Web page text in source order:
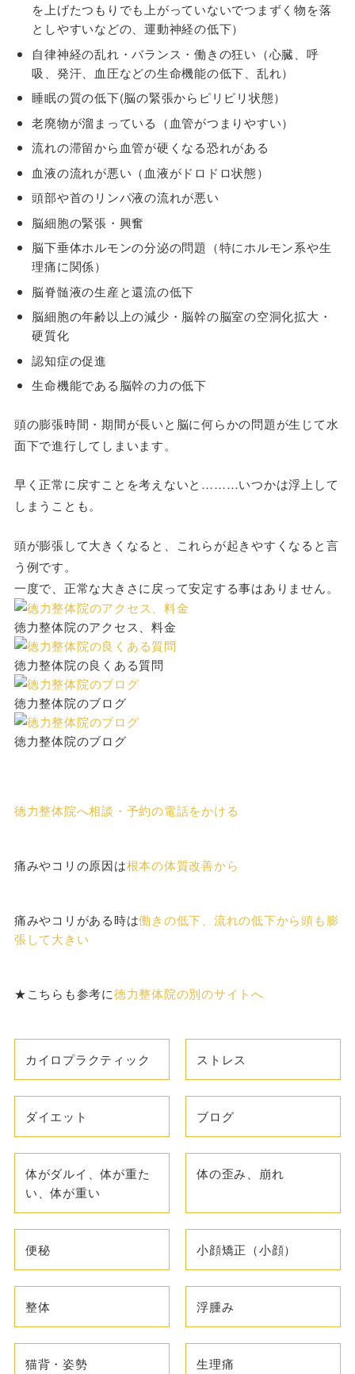
を上げたつもりでも上がっていないでつまずく物を落
としやすいなどの、運動神経の低下）
自律神経の乱れ・バランス・働きの狂い（心臓、呼
吸、発汗、血圧などの生命機能の低下、乱れ）
睡眠の質の低下(脳の緊張からピリピリ状態）
老廃物が溜まっている（血管がつまりやすい）
流れの滞留から血管が硬くなる恐れがある
血液の流れが悪い（血液がドロドロ状態）
頭部や首のリンパ液の流れが悪い
脳細胞の緊張・興奮
脳下垂体ホルモンの分泌の問題（特にホルモン系や生
理痛に関係）
脳脊髄液の生産と還流の低下
脳細胞の年齢以上の減少・脳幹の脳室の空洞化拡大・
硬質化
認知症の促進
生命機能である脳幹の力の低下
頭の膨張時間・期間が長いと脳に何らかの問題が生じて水
面下で進行してしまいます。
早く正常に戻すことを考えないと………いつかは浮上して
しまうことも。
頭が膨張して大きくなると、これらが起きやすくなると言
う例です。
一度で、正常な大きさに戻って安定する事はありません。
徳力整体院のアクセス、料金
徳力整体院の良くある質問
徳力整体院のブログ
徳力整体院のブログ
徳力整体院へ相談・予約の電話をかける
痛みやコリの原因は根本の体質改善から
痛みやコリがある時は働きの低下、流れの低下から頭も膨
張して大きい
★こちらも参考に徳力整体院の別のサイトへ
カイロプラクティック ストレス
ダイエット ブログ
体がダルイ、体が重た
い、体が重い
体の歪み、崩れ
便秘 小顔矯正（小顔）
整体 浮腫み
猫背・姿勢 生理痛